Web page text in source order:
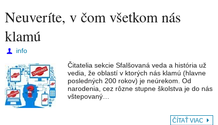
Neuveríte, v čom všetkom nás
klamú
info
Čitatelia sekcie Sfalšovaná veda a história už
vedia, že oblastí v ktorých nás klamú (hlavne
posledných 200 rokov) je neúrekom. Od
narodenia, cez rôzne stupne školstva je do nás
vštepovaný…
ČÍTAŤ VIAC